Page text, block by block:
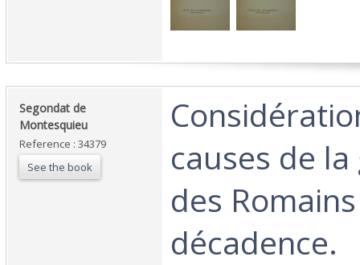
‎Segondat de
Montesquieu‎
Reference : 34379
See the book
causes de
des
décadence.‎